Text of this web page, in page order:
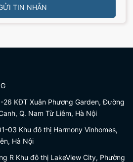
TIN NHẮN
26 KĐT Xuân Phương Garden, Đường
Q. Nam Từ Liêm, Hà Nội
03 Khu đô thị Harmony Vinhomes,
Hà Nội
R Khu đô thị LakeView City, Phường